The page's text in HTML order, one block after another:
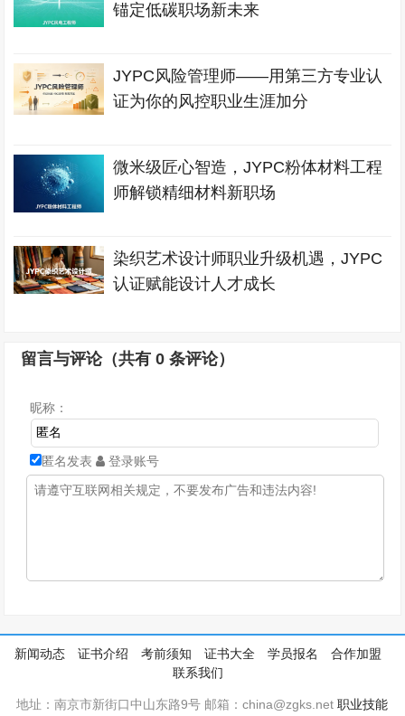
锚定低碳职场新未来
JYPC风险管理师——用第三方专业认
证为你的风控职业生涯加分
微米级匠心智造，JYPC粉体材料工程
师解锁精细材料新职场
染织艺术设计师职业升级机遇，JYPC
认证赋能设计人才成长
留言与评论（共有0 条评论）
昵称：
匿名发表 登录账号
新闻动态 证书介绍 考前须知 证书大全 学员报名
合作加盟
联系我们
地址：南京市新街口中山东路9号 邮箱：china@zgks.net职业技能